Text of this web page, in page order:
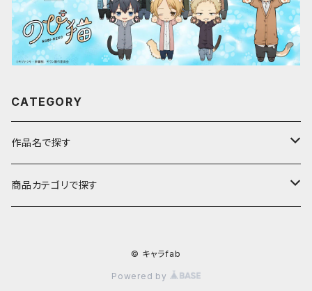
CATEGORY
作品名で探す
ア行
商品カテゴリで探す
© キャラfab
Powered by